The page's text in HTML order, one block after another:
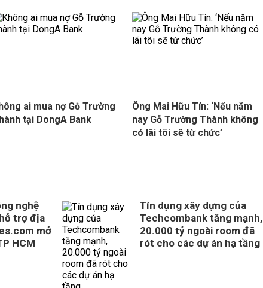
ai mua nợ Gỗ Trường
tại DongA Bank
Ông Mai Hữu Tín: ‘Nếu năm
nay Gỗ Trường Thành không
có lãi tôi sẽ từ chức’
nghệ
trợ địa
mở
HCM
Tín dụng xây dựng của
Techcombank tăng mạnh,
20.000 tỷ ngoài room đã
rót cho các dự án hạ tầng